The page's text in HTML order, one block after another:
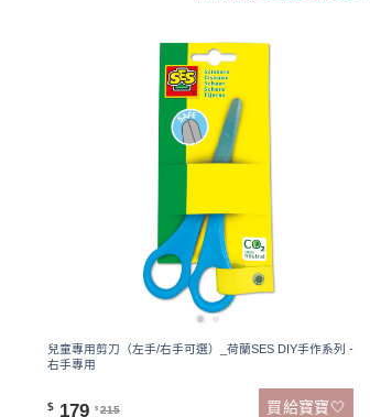
兒童專用剪刀（左手/右手可選）_荷蘭SES DIY手作系列 -
右手專用
$ 179 $ 215 買給寶寶🤍